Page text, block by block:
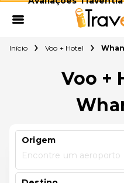
Início Voo + Hotel
Voo +
Origem
Encontre um aeroporto